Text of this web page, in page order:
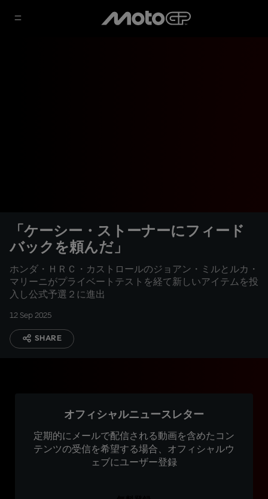
「ケーシー・ストーナーにフィード
バックを頼んだ」
ホンダ・ＨＲＣ・カストロールのジョアン・ミルとルカ・
マリーニがプライベートテストを経て新しいアイテムを投
入し公式予選２に進出
12 Sep 2025
SHARE
オフィシャルニュースレター
定期的にメールで配信される動画を含めたコン
テンツの受信を希望する場合、オフィシャルウ
ェブにユーザー登録